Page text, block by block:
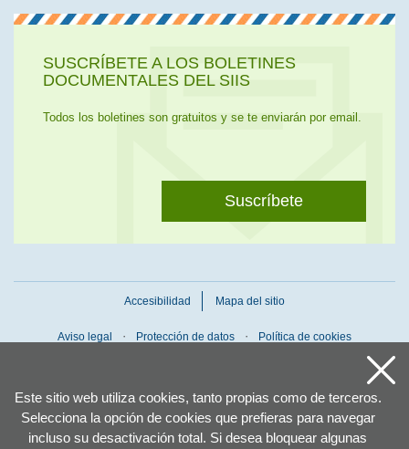
Este sitio web utiliza cookies, tanto propias como de terceros.
Selecciona la opción de cookies que prefieras para navegar
incluso su desactivación total. Si desea bloquear algunas
SUSCRÍBETE A LOS BOLETINES
DOCUMENTALES DEL SIIS
Todos los boletines son gratuitos y se te enviarán por email.
Suscríbete
Accesibilidad Mapa del sitio
Aviso legal Protección de datos Política de cookies